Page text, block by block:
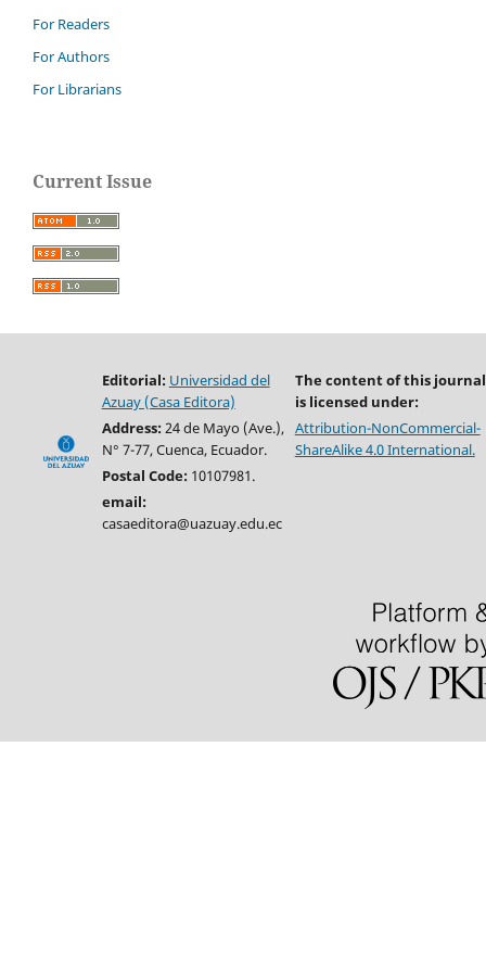
For Readers
For Authors
For Librarians
Current Issue
Editorial: Universidad del
Azuay (Casa Editora)
The content of this journal
is licensed under:
Address:24 de Mayo (Ave.),
N° 7-77, Cuenca, Ecuador.
Attribution-NonCommercial-
ShareAlike 4.0 International.
Postal Code:10107981.
email:
casaeditora@uazuay.edu.ec